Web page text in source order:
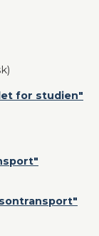
for studien"